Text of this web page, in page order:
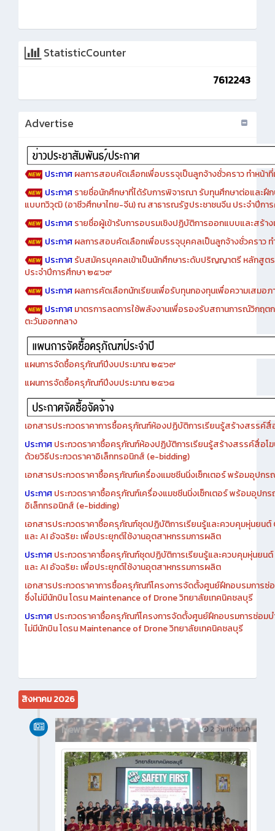
StatisticCounter
7612243
Advertise
ประกาศผลการสอบคัดเลือกเพื่อบรรจุเป็นลูกจ้างชั่วคราว ทำหน้าที่
ประกาศรายชื่อนักศึกษาที่ได้รับการพิจารณา รับทุนศึกษาต่อและฝึ
แบบทวิวุฒิ (อาชีวศึกษาไทย-จีน) ณ สาธารณรัฐประชาชนจีน ประจำปีก
ประกาศรายชื่อผู้เข้ารับการอบรมเชิงปฏิบัติการออกแบบและสร้า
ประกาศผลการสอบคัดเลือกเพื่อบรรจุบุคคลเป็นลูกจ้างชั่วคราว ท
ประกาศรับสมัครบุคคลเข้าเป็นนักศึกษาระดับปริญญาตรี หลักสูต
ประจำปีการศึกษา ๒๕๖๙
ประกาศผลการคัดเลือกนักเรียนเพื่อรับทุนกองทุนเพื่อความเสมอ
ประกาศมาตรการลดการใช้พลังงานเพื่อรองรับสถานการณ์วิกฤ
ตะวันออกกลาง
แผนการจัดซื้อครุภัณฑ์ปีงบประมาณ ๒๕๖๙
แผนการจัดซื้อครุภัณฑ์ปีงบประมาณ ๒๕๖๘
เอกสารประกวดราคาการซื้อครุภัณฑ์ห้องปฏิบัติการเรียนรู้สร้างสรรค์
ประกาศประกวดราคาซื้อครุภัณฑ์ห้องปฏิบัติการเรียนรู้สร้างสรรค์สื่อโ
ด้วยวิธีประกวดราคาอิเล็กทรอนิกส์ (e-bidding)
เอกสารประกวดราคาซื้อครุภัณฑ์เครื่องแมชชีนนิ่งเซ็กเตอร์ พร้อมอุปก
ประกาศประกวดราคาซื้อครุภัณฑ์เครื่องแมชชีนนิ่งเซ็กเตอร์ พร้อมอุปก
อิเล็กทรอนิกส์ (e-bidding)
เอกสารประกวดราคาซื้อครุภัณฑ์ชุดปฏิบัติการเรียนรู้และควบคุมหุ่นยน
และ AI อัจฉริยะ เพื่อประยุกต์ใช้งานอุตสาหกรรมการผลิต
ประกาศประกวดราคาซื้อครุภัณฑ์ชุดปฏิบัติการเรียนรู้และควบคุมหุ่นยน
และ AI อัจฉริยะ เพื่อประยุกต์ใช้งานอุตสาหกรรมการผลิต
เอกสารประกวดราคาการซื้อครุภัณฑ์โครงการจัดตั้งศูนย์ฝึกอบรมการซ่
ซึ่งไม่มีนักบิน โดรน Maintenance of Drone วิทยาลัยเทคนิคชลบุรี
ประกาศประกวดราคาซื้อครุภัณฑ์โครงการจัดตั้งศูนย์ฝึกอบรมการซ่อมบ
ไม่มีนักบิน โดรน Maintenance of Drone วิทยาลัยเทคนิคชลบุรี
สิงหาคม 2026
2 วัน ที่ผ่านมา
News